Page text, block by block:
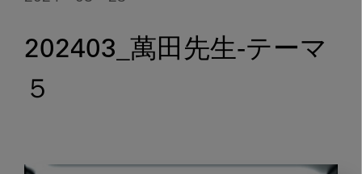
202403_萬田先生-テーマ
５